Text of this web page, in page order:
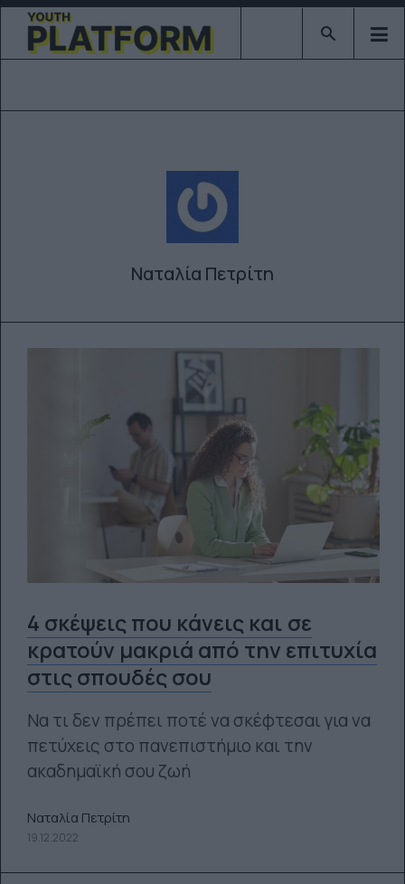
Type 2 or
Ναταλία Πετρίτη
4 σκέψεις που κάνεις και σε
κρατούν μακριά από την επιτυχία
στις σπουδές σου
Να τι δεν πρέπει ποτέ να σκέφτεσαι για να
πετύχεις στο πανεπιστήμιο και την
ακαδημαϊκή σου ζωή
Ναταλία Πετρίτη
19.12.2022